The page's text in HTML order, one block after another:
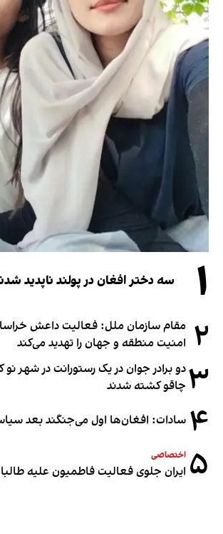
۱ سه دختر افغان در پولند ناپدید
۲ مقام سازمان ملل: فعالیت داعش
امنیت منطقه و جهان را تهدید می‌کند
۳دو برادر جوان در یک رستورانت در شهر نو
چاقو کشته شدند
۴ سادات: افغان‌ها اول می‌جنگند بعد
۵ اختصاصی
ایران جلوی فعالیت فاطمیون علیه